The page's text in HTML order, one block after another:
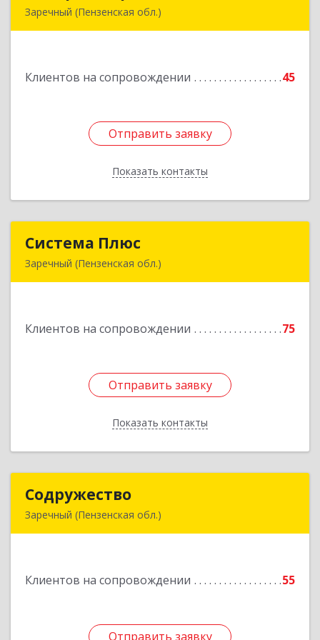
Заречный (Пензенская обл.)
Клиентов на сопровождении 45
Отправить заявку
Показать контакты
Подробнее
Отправить заявку
Назад
Система Плюс
Заречный (Пензенская обл.)
Клиентов на сопровождении 75
Отправить заявку
Показать контакты
Подробнее
Отправить заявку
Назад
Содружество
Заречный (Пензенская обл.)
Клиентов на сопровождении 55
Отправить заявку
Подробнее
Отправить заявку